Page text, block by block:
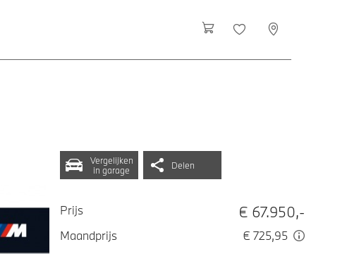
Vergelijken
in garage
Delen
Prijs € 67.950,-
Maandprijs € 725,95